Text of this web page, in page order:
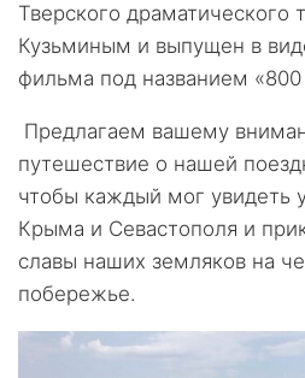
Тверского драматического
Кузьминым и выпущен в
фильма под названием
Предлагаем вашему
путешествие о нашей
чтобы каждый мог увидеть
Крыма и Севастополя и
славы наших земляков на
побережье.